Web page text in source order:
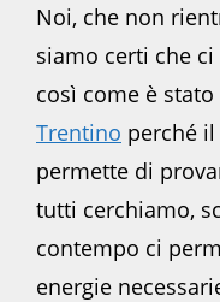
Noi, che non
siamo certi che
così come è
Trentino perché
permette di
tutti cerchiamo,
contempo ci
energie